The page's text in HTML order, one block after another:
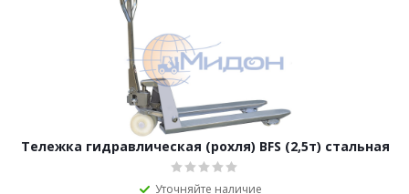
Тележка гидравлическая (рохля) BFS (2,5т) стальная
Уточняйте наличие